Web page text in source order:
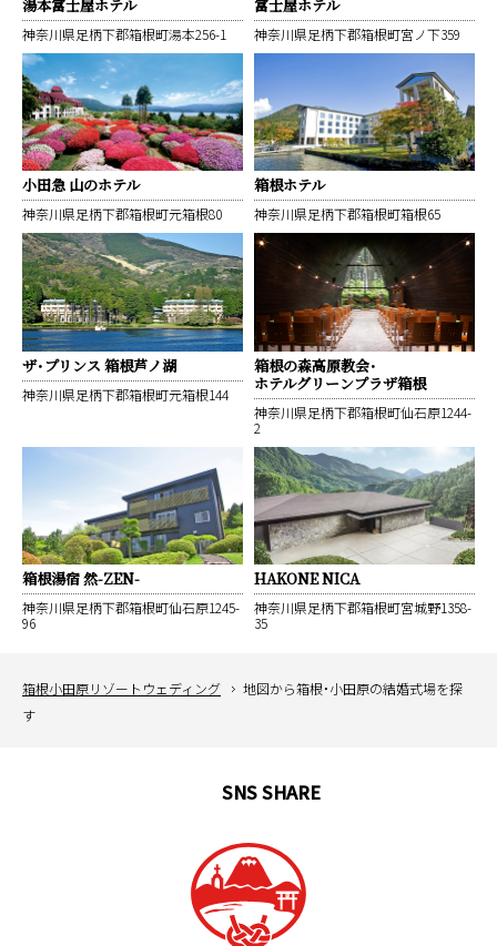
湯本富士屋ホテル
神奈川県足柄下郡箱根町湯本256-1
富士屋ホテル
神奈川県足柄下郡箱根町宮ノ下359
小田急 山のホテル
神奈川県足柄下郡箱根町元箱根80
箱根ホテル
神奈川県足柄下郡箱根町箱根65
ザ・プリンス 箱根芦ノ湖
神奈川県足柄下郡箱根町元箱根144
箱根の森高原教会・
ホテルグリーンプラザ箱根
神奈川県足柄下郡箱根町仙石原1244-
2
箱根湯宿 然-ZEN-
神奈川県足柄下郡箱根町仙石原1245-
96
HAKONE NICA
神奈川県足柄下郡箱根町宮城野1358-
35
箱根小田原リゾートウェディング
地図から箱根・小田原の結婚式場を探
す
中文繁体
SNS SHARE